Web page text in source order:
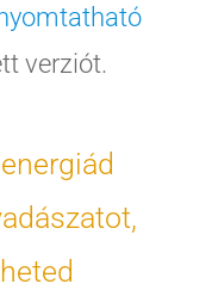
verziót.